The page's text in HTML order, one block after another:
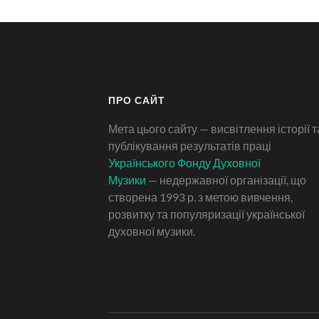
ПРО САЙТ
Мета цього сайту — висвітлення історії
публікування результатів праці
Українського Фонду Духовної
Музики — недержавної організації, що
створена 1993 р. з метою вивчення,
розвитку та популяризації української
духовної музики.